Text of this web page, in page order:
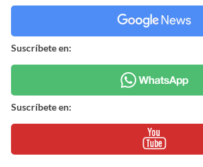
Suscríbete en:
Suscríbete en: